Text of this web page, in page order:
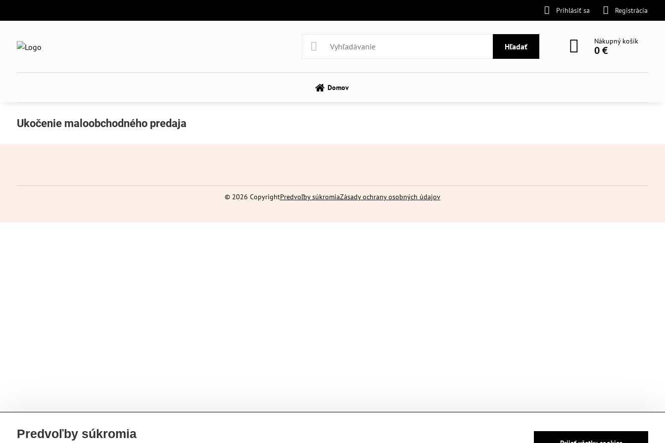
Prihlásiť sa Registrácia
Hľadať
Nákupný košík
0 €
Domov
Ukočenie maloobchodného predaja
© 2026 CopyrightPredvoľby súkromiaZásady ochrany osobných údajov
Predvoľby súkromia